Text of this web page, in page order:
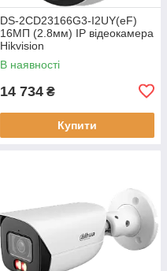
DS-2CD23166G3-I2UY(eF)
16МП (2.8мм) IP відеокамера
Hikvision
В наявності
14 734 ₴
Купити